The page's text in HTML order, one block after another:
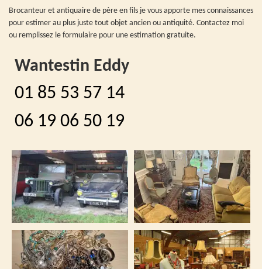
Brocanteur et antiquaire de père en fils je vous apporte mes connaissances
pour estimer au plus juste tout objet ancien ou antiquité. Contactez moi
ou remplissez le formulaire pour une estimation gratuite.
Wantestin Eddy
01 85 53 57 14
06 19 06 50 19